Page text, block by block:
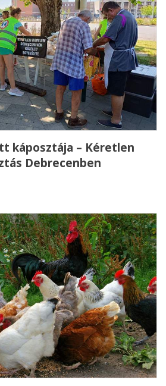
káposztája – Kéretlen
Debrecenben